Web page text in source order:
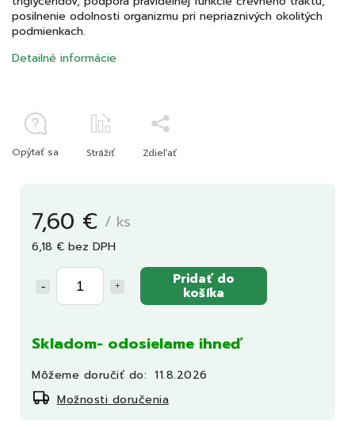
7,60 € / ks
6,18 € bez DPH
Pridať do
košíka
Skladom- odosielame ihneď
Môžeme doručiť do: 11.8.2026
Možnosti doručenia
posilnenie odolnosti organizmu pri nepriaznivých okolitých
podmienkach.
Detailné informácie
Opýtať sa Strážiť Zdieľať